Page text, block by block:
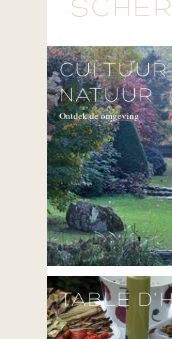
NATUUR
Ontdek de omgeving
TABLE